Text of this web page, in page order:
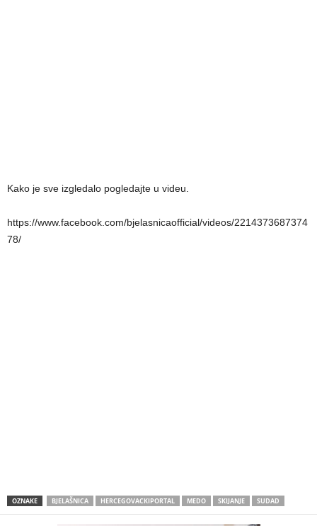
Kako je sve izgledalo pogledajte u videu.
https://www.facebook.com/bjelasnicaofficial/videos/2214373687374
78/
OZNAKE BJELAŠNICA HERCEGOVACKIPORTAL MEDO SKIJANJE SUDAD